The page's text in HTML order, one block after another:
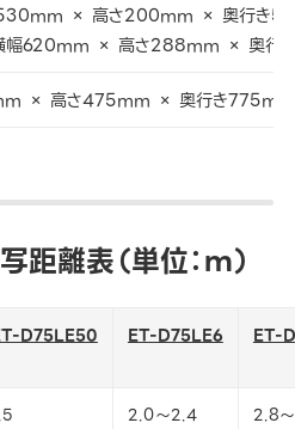
530mm × 高さ200mm × 奥行き
横幅620mm × 高さ288mm × 奥行
× 高さ475mm × 奥行き775mm
離表（単位：ｍ）
D75LE50 ET-D75LE6 ET-
2.0～2.4 2.8